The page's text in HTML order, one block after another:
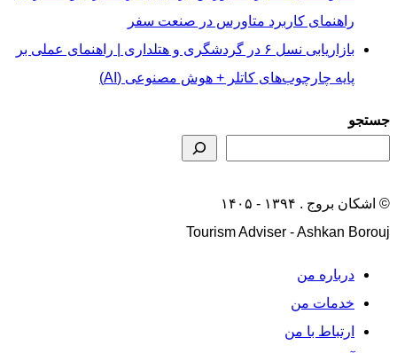
راهنمای کاربرد متاورس در صنعت سفر
بازاریابی نسل ۶ در گردشگری و هتلداری | راهنمای عملی بر
پایه چارچوب‌های کاتلر + هوش مصنوعی (AI)
جستجو
© اشکان بروج . ۱۳۹۴ - ۱۴۰۵
Tourism Adviser - Ashkan Borouj
درباره من
خدمات من
ارتباط با من